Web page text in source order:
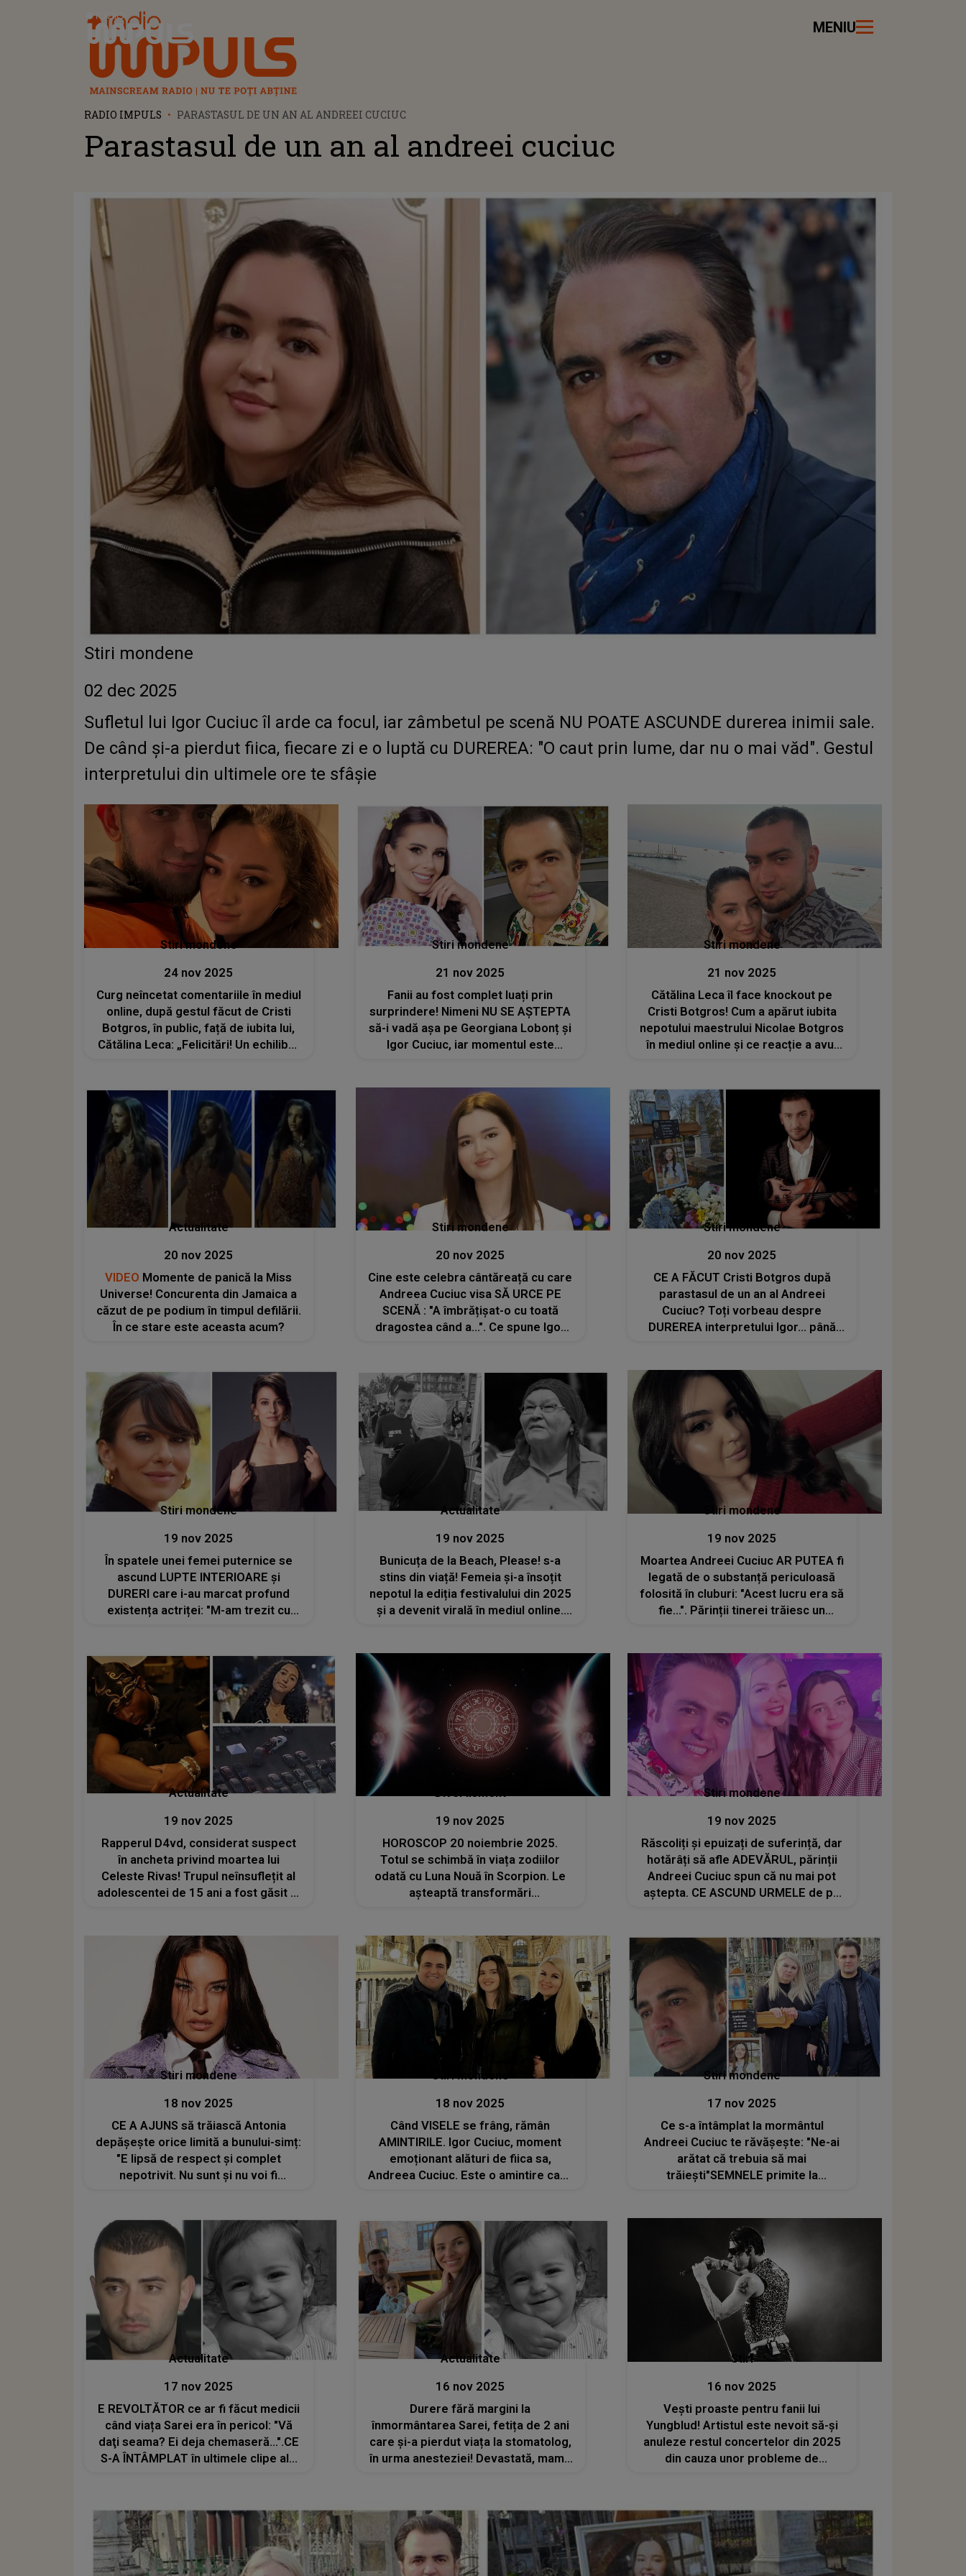
Radio Impuls MENIU
RADIO IMPULS PARASTASUL DE UN AN AL ANDREEI CUCIUC
Parastasul de un an al andreei cuciuc
Stiri mondene
02 dec 2025
Sufletul lui Igor Cuciuc îl arde ca focul, iar zâmbetul pe scenă NU POATE ASCUNDE durerea inimii sale.
De când și-a pierdut fiica, fiecare zi e o luptă cu DUREREA: "O caut prin lume, dar nu o mai văd". Gestul
interpretului din ultimele ore te sfâșie
Stiri mondene
24 nov 2025
Curg neîncetat comentariile în mediul
online, după gestul făcut de Cristi
Botgros, în public, față de iubita lui,
Cătălina Leca: „Felicitări! Un echilibru
Stiri mondene
21 nov 2025
Fanii au fost complet luați prin
surprindere! Nimeni NU SE AȘTEPTA
să-i vadă așa pe Georgiana Lobonț și
Igor Cuciuc, iar momentul este
stârnește valuri de emoții
Stiri mondene
21 nov 2025
Cătălina Leca îl face knockout pe
Cristi Botgros! Cum a apărut iubita
nepotului maestrului Nicolae Botgros
în mediul online și ce reacție a avut
Actualitate
20 nov 2025
VIDEO Momente de panică la Miss
Universe! Concurenta din Jamaica a
căzut de pe podium în timpul defilării.
În ce stare este aceasta acum?
Stiri mondene
20 nov 2025
Cine este celebra cântăreață cu care
Andreea Cuciuc visa SĂ URCE PE
SCENĂ : "A îmbrățișat-o cu toată
dragostea când a...". Ce spune Igor
și te face să simți DUREREA din
suflet
Stiri mondene
20 nov 2025
CE A FĂCUT Cristi Botgros după
parastasul de un an al Andreei
Cuciuc? Toți vorbeau despre
DUREREA interpretului Igor... până
Facebook
Stiri mondene
19 nov 2025
În spatele unei femei puternice se
ascund LUPTE INTERIOARE și
DURERI care i-au marcat profund
existența actriței: "M-am trezit cu
CE se întâmplă în viața ei: "Doare
teribil să ne..."
Actualitate
19 nov 2025
Bunicuța de la Beach, Please! s-a
stins din viață! Femeia și-a însoțit
nepotul la ediția festivalului din 2025
și a devenit virală în mediul online.
Stiri mondene
19 nov 2025
Moartea Andreei Cuciuc AR PUTEA fi
legată de o substanță periculoasă
folosită în cluburi: "Acest lucru era să
fie...". Părinții tinerei trăiesc un
considerare și CE S-A ÎNTÂMPLAT în
acea seară
Actualitate
19 nov 2025
Rapperul D4vd, considerat suspect
în ancheta privind moartea lui
Celeste Rivas! Trupul neînsuflețit al
adolescentei de 15 ani a fost găsit în
Divertisment
19 nov 2025
HOROSCOP 20 noiembrie 2025.
Totul se schimbă în viața zodiilor
odată cu Luna Nouă în Scorpion. Le
așteaptă transformări
perioada următoare
Stiri mondene
19 nov 2025
Răscoliți și epuizați de suferință, dar
hotărâți să afle ADEVĂRUL, părinții
Andreei Cuciuc spun că nu mai pot
aștepta. CE ASCUND URMELE de pe
și spuma care a curs din..."
Stiri mondene
18 nov 2025
CE A AJUNS să trăiască Antonia
depășește orice limită a bunului-simț:
"E lipsă de respect și complet
nepotrivit. Nu sunt și nu voi fi
INDIGNARE peste tot. NU mai tace.
NU mai acceptă
Stiri mondene
18 nov 2025
Când VISELE se frâng, rămân
AMINTIRILE. Igor Cuciuc, moment
emoționant alături de fiica sa,
Andreea Cuciuc. Este o amintire care
duete noi…dar visele ni s-au
spulberat pe 15 Noiembrie"
Stiri mondene
17 nov 2025
Ce s-a întâmplat la mormântul
Andreei Cuciuc te răvășește: "Ne-ai
arătat că trebuia să mai
trăiești"SEMNELE primite la
lângă locul de veci, readucându-le în
suflet toată suferința pierderii
Actualitate
17 nov 2025
E REVOLTĂTOR ce ar fi făcut medicii
când viața Sarei era în pericol: "Vă
daţi seama? Ei deja chemaseră...".CE
S-A ÎNTÂMPLAT în ultimele clipe ale
clinicii adâncește DUREREA
Actualitate
16 nov 2025
Durere fără margini la
înmormântarea Sarei, fetița de 2 ani
care și-a pierdut viața la stomatolog,
în urma anesteziei! Devastată, mama
a nenorocit”
Stiri
16 nov 2025
Vești proaste pentru fanii lui
Yungblud! Artistul este nevoit să-și
anuleze restul concertelor din 2025
din cauza unor probleme de
serios și că nu pot să mă joc. Îmi pare
foarte rău”